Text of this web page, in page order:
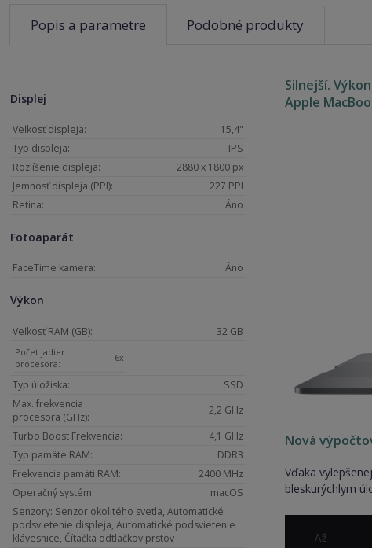
Popis a parametre Podobné produkty
Displej
Veľkosť displeja:
15,4"
Typ displeja:
IPS
Rozlíšenie displeja:
2880 x 1800 px
Jemnosť displeja (PPI):
227 PPI
Retina:
Áno
Fotoaparát
FaceTime kamera: Áno
Výkon
Veľkosť RAM (GB): 32 GB
Počet jadier
procesora:
6x
Typ úložiska:
SSD
Max. frekvencia
procesora (GHz):
2,2 GHz
Turbo Boost Frekvencia:
4,1 GHz
Typ pamäte RAM:
DDR3
Frekvencia pamäti RAM:
2400 MHz
Operačný systém:
macOS
Senzory: Senzor okolitého svetla, Automatické
podsvietenie displeja, Automatické podsvietenie
klávesnice, Čítačka odtlačkov prstov
Silnejší.
Apple
Nová
Vďaka
bleskurýchlym